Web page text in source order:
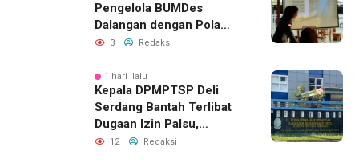
Pengelola BUMDes
Dalangan dengan Pola
Pikir Inovatif
3 Redaksi
1 hari lalu
Kepala DPMPTSP Deli
Serdang Bantah Terlibat
Dugaan Izin Palsu,
Tegaskan Proses
12 Redaksi